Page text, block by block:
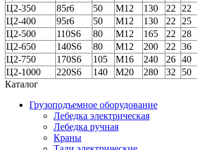
Ц2-350
85r6 50 M12 130 22 22
Ц2-400
95r6 50 M12 130 22 25
Ц2-500
110S6 80 M12 165 22 28
Ц2-650
140S6 80 M12 200 22 36
Ц2-750
170S6 105 M16 240 26 40
Ц2-1000
220S6 140 M20 280 32 50
Каталог
Грузоподъемное оборудование
Лебедка электрическая
Лебедка ручная
Краны